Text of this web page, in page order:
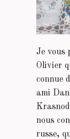
Je vous
Olivier
connue
ami
nous
russe,